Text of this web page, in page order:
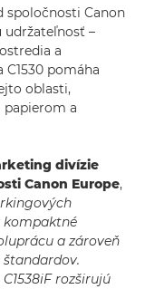
spoločnosti Canon
udržateľnosť –
a
pomáha
oblasti,
papierom a
divízie
Canon Europe,
kompaktné
a zároveň
rozširujú